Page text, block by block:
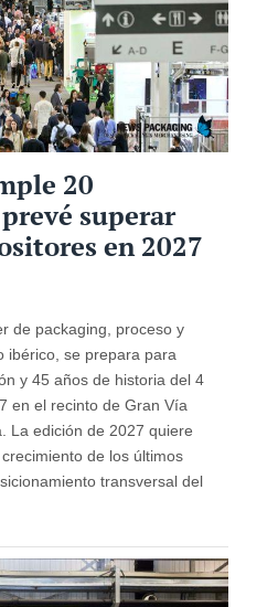
20
superar
en 2027
de packaging, proceso y
ibérico, se prepara para
y 45 años de historia del 4
en el recinto de Gran Vía
La edición de 2027 quiere
de los últimos
transversal del